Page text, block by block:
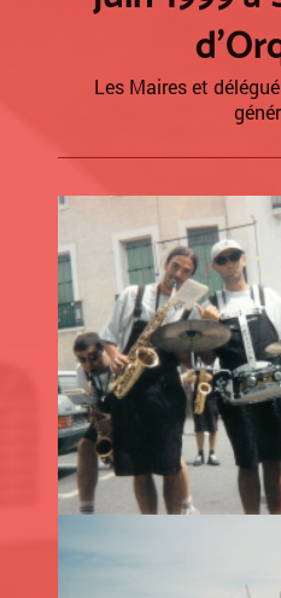
Les Maires et